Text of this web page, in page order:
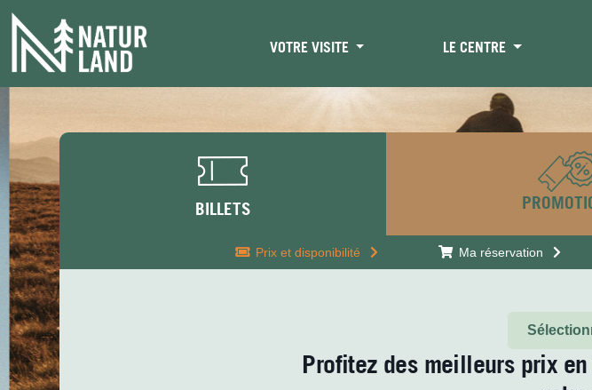
VOTRE VISITE LE CENTRE
BILLETS
Prix ​​et disponibilité Ma réservation
Profitez des meilleurs prix